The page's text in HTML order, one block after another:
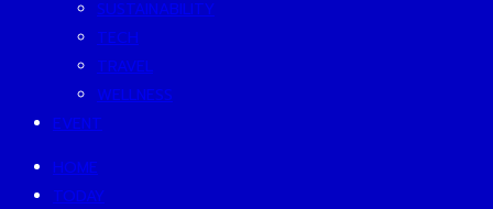
SUSTAINABILITY
TECH
TRAVEL
WELLNESS
EVENT
HOME
TODAY